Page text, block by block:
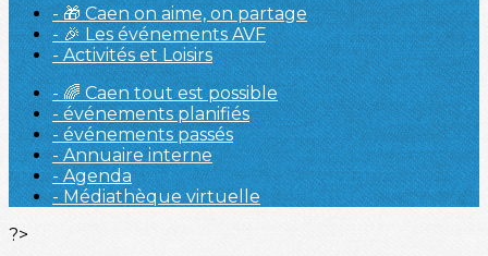
- 🎁 Caen on aime, on partage
- 🎉 Les événements AVF
- Activités et Loisirs
- 🌈 Caen tout est possible
- événements planifiés
- événements passés
- Annuaire interne
- Agenda
- Médiathèque virtuelle
?>